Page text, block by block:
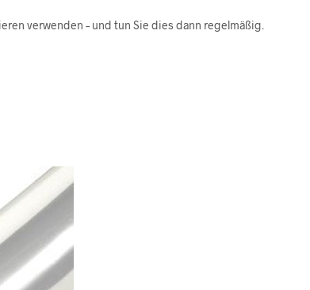
verwenden – und tun Sie dies dann regelmäßig.